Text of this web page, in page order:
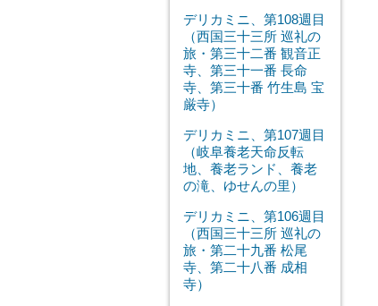
デリカミニ、第108週目
（西国三十三所 巡礼の
旅・第三十二番 観音正
寺、第三十一番 長命
寺、第三十番 竹生島 宝
厳寺）
デリカミニ、第107週目
（岐阜養老天命反転
地、養老ランド、養老
の滝、ゆせんの里）
デリカミニ、第106週目
（西国三十三所 巡礼の
旅・第二十九番 松尾
寺、第二十八番 成相
寺）